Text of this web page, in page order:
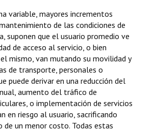
variable, mayores incrementos
de las condiciones de
suponen que el usuario promedio ve
de acceso al servicio, o bien
mismo, van mutando su movilidad y
de transporte, personales o
puede derivar en una reducción del
aumento del tráfico de
o implementación de servicios
en riesgo al usuario, sacrificando
de un menor costo. Todas estas